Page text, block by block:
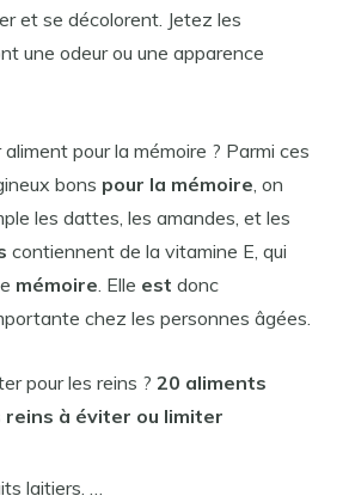
et se décolorent. Jetez les
une odeur ou une apparence
pour la mémoire ? Parmi ces
bons pour la mémoire , on
les dattes, les amandes, et les
contiennent de la vitamine E, qui
mémoire . Elle est donc
chez les personnes âgées.
pour les reins ? 20 aliments
reins à éviter ou limiter
laitiers. …